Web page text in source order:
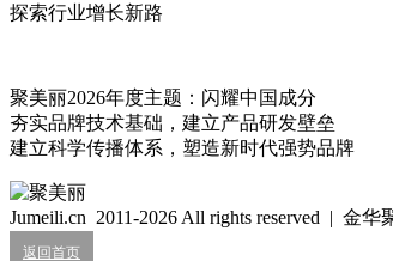
探索行业增长新路
聚美丽2026年度主题：闪耀中国成分
夯实品牌技术基础，建立产品研发壁垒
建立科学传播体系，塑造新时代强势品牌
Jumeili.cn 2011-2026 All rights reserved | 金
返回首页